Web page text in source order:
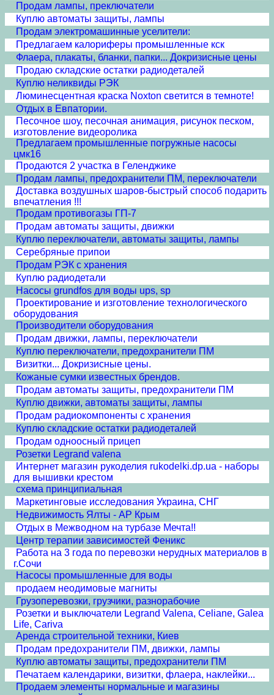
Продам лампы, преключатели
Куплю автоматы защиты, лампы
Продам электромашинные уселители:
Предлагаем калориферы промышленные кск
Флаера, плакаты, бланки, папки... Докризисные цены
Продаю складские остатки радиодеталей
Куплю неликвиды РЭК
Люминесцентная краска Noxton светится в темноте!
Отдых в Евпатории.
Песочное шоу, песочная анимация, рисунок песком,
изготовление видеоролика
Предлагаем промышленные погружные насосы
цмк16
Продаются 2 участка в Геленджике
Продам лампы, предохранители ПМ, переключатели
Доставка воздушных шаров-быстрый способ подарить
впечатления !!!
Продам противогазы ГП-7
Продам автоматы защиты, движки
Куплю переключатели, автоматы защиты, лампы
Серебряные припои
Продам РЭК с хранения
Куплю радиодетали
Насосы grundfos для воды ups, sp
Проектирование и изготовление технологического
оборудования
Производители оборудования
Продам движки, лампы, переключатели
Куплю переключатели, предохранители ПМ
Визитки... Докризисные цены.
Кожаные сумки известных брендов.
Продам автоматы защиты, предохранители ПМ
Куплю движки, автоматы защиты, лампы
Продам радиокомпоненты с хранения
Куплю складские остатки радиодеталей
Продам одноосный прицеп
Розетки Legrand valena
Интернет магазин рукоделия rukodelki.dp.ua - наборы
для вышивки крестом
схема принципиальная
Маркетинговые исследования Украина, СНГ
Недвижимость Ялты - АР Крым
Отдых в Межводном на турбазе Мечта!!
Центр терапии зависимостей Феникс
Работа на 3 года по перевозки нерудных материалов в
г.Сочи
Насосы промышленные для воды
продаем неодимовые магниты
Грузоперевозки, грузчики, разнорабочие
Розетки и выключатели Legrand Valena, Celiane, Galea
Life, Cariva
Аренда строительной техники, Киев
Продам предохранители ПМ, движки, лампы
Куплю автоматы защиты, предохранители ПМ
Печатаем календарики, визитки, флаера, наклейки...
Продаем элементы нормальные и магазины